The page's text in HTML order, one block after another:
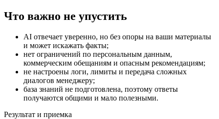
Что важно не упустить
AI отвечает уверенно, но без опоры на ваши материалы
и может искажать факты;
нет ограничений по персональным данным,
коммерческим обещаниям и опасным рекомендациям;
не настроены логи, лимиты и передача сложных
диалогов менеджеру;
база знаний не подготовлена, поэтому ответы
получаются общими и мало полезными.
Результат и приемка